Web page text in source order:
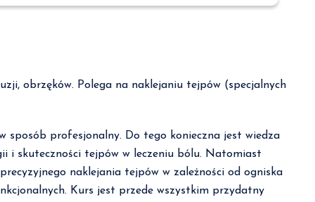
obrzęków. Polega na naklejaniu tejpów (specjalnych
sposób profesjonalny. Do tego konieczna jest wiedza
i skuteczności tejpów w leczeniu bólu. Natomiast
naklejania tejpów w zależności od ogniska
Kurs jest przede wszystkim przydatny